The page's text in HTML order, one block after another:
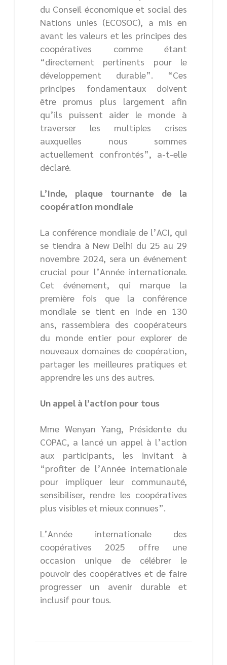
du Conseil économique et social des
Nations unies (ECOSOC), a mis en
avant les valeurs et les principes des
coopératives comme étant
“directement pertinents pour le
développement durable”. “Ces
principes fondamentaux doivent
être promus plus largement afin
qu’ils puissent aider le monde à
traverser les multiples crises
auxquelles nous sommes
actuellement confrontés”, a-t-elle
déclaré.
L’Inde, plaque tournante de la
coopération mondiale
La conférence mondiale de l’ACI, qui
se tiendra à New Delhi du 25 au 29
novembre 2024, sera un événement
crucial pour l’Année internationale.
Cet événement, qui marque la
première fois que la conférence
mondiale se tient en Inde en 130
ans, rassemblera des coopérateurs
du monde entier pour explorer de
nouveaux domaines de coopération,
partager les meilleures pratiques et
apprendre les uns des autres.
Un appel à l’action pour tous
Mme Wenyan Yang, Présidente du
COPAC, a lancé un appel à l’action
aux participants, les invitant à
“profiter de l’Année internationale
pour impliquer leur communauté,
sensibiliser, rendre les coopératives
plus visibles et mieux connues”.
L’Année internationale des
coopératives 2025 offre une
occasion unique de célébrer le
pouvoir des coopératives et de faire
progresser un avenir durable et
inclusif pour tous.